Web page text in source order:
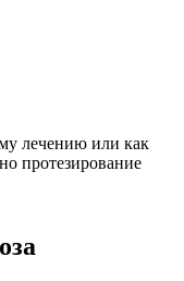
лечению или как
протезирование